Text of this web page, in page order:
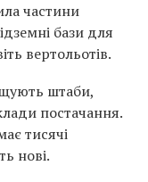
частини
бази для
вертольотів.
штаби,
постачання.
тисячі
нові.